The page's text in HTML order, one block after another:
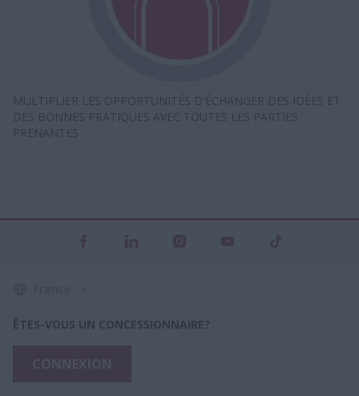
MULTIPLIER LES OPPORTUNITÉS D'ÉCHANGER DES IDÉES ET
DES BONNES PRATIQUES AVEC TOUTES LES PARTIES
PRENANTES
ÊTES-VOUS UN CONCESSIONNAIRE?